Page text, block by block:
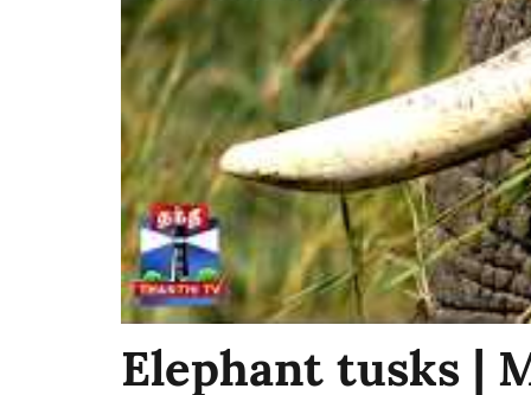
Elephant tusks |